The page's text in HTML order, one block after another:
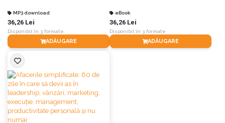
MP3 download
36,26 Lei
Disponibil în 3 formate
ADĂUGARE
eBook
36,26 Lei
Disponibil în 3 formate
ADĂUGARE